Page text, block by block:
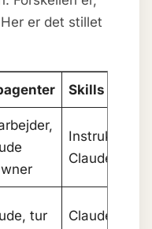
er det stillet
Skills
Instruktioner,
Claude følger
tur Claude, efter